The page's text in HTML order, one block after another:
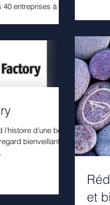
40 entreprises à
d’une belle
bienveillant et
et